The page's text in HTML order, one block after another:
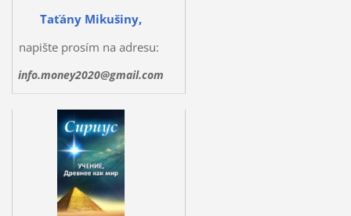
Taťány Mikušiny,
napište prosím na adresu:
info.money2020@gmail.com